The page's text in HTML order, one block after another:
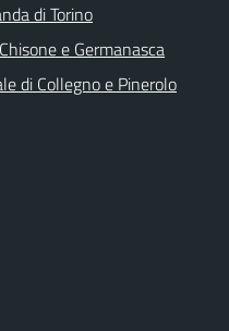
di Torino
e Germanasca
di Collegno e Pinerolo